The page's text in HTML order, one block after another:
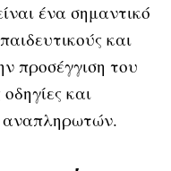
ένα σημαντικό
και
προσέγγιση του
και
αναπληρωτών.